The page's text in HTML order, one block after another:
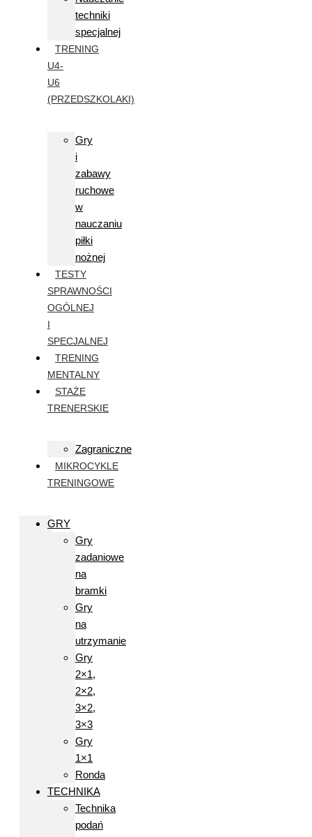
techniki
specjalnej
TRENING
U4-
U6
(PRZEDSZKOLAKI)
Gry
i
zabawy
ruchowe
w
nauczaniu
piłki
nożnej
TESTY
SPRAWNOŚCI
OGÓLNEJ
I
SPECJALNEJ
TRENING
MENTALNY
STAŻE
TRENERSKIE
Zagraniczne
MIKROCYKLE
TRENINGOWE
GRY
Gry
zadaniowe
na
bramki
Gry
na
utrzymanie
Gry
2×1,
2×2,
3×2,
3×3
Gry
1×1
Ronda
TECHNIKA
Technika
podań